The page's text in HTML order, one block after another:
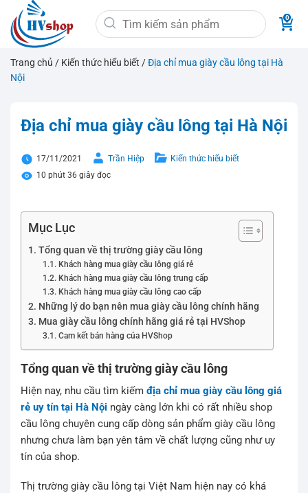
qua
nội
dung
Tìm
kiếm:
Trang chủ / Kiến thức hiểu biết /Địa chỉ mua giày cầu lông tại Hà
Nội
Địa chỉ mua giày cầu lông tại Hà Nội
17/11/2021 Trần Hiệp
Kiến thức hiểu biết
10 phút 36 giây đọc
Mục Lục
Tổng quan về thị trường giày cầu lông
Khách hàng mua giày cầu lông giá rẻ
Khách hàng mua giày cầu lông trung cấp
Khách hàng mua giày cầu lông cao cấp
Những lý do bạn nên mua giày cầu lông chính hãng
Mua giày cầu lông chính hãng giá rẻ tại HVShop
Cam kết bán hàng của HVShop
Tổng quan về thị trường giày cầu lông
Hiện nay, nhu cầu tìm kiếm địa chỉ mua giày cầu lông giá
rẻ uy tín tại Hà Nội ngày càng lớn khi có rất nhiều shop
cầu lông chuyên cung cấp dòng sản phẩm giày cầu lông
nhưng chưa làm bạn yên tâm về chất lượng cũng như uy
tín của shop.
Thị trường giày cầu lông tại Việt Nam hiện nay có khá